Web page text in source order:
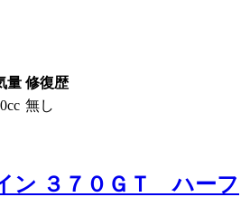
量 修復歴
無し
ン ３７０ＧＴ ハーフ